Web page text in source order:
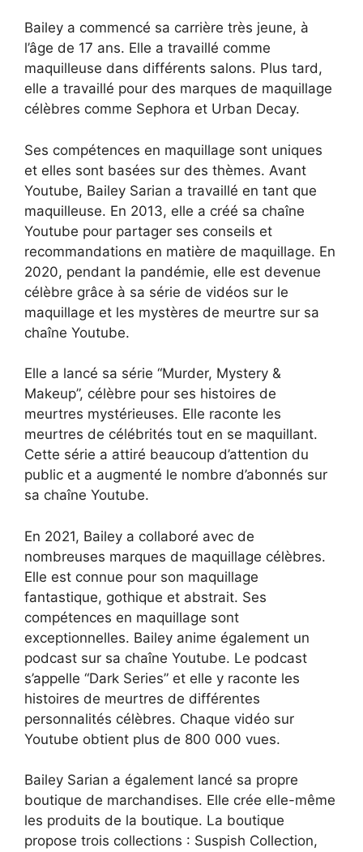
Bailey a commencé sa carrière très jeune, à
l’âge de 17 ans. Elle a travaillé comme
maquilleuse dans différents salons. Plus tard,
elle a travaillé pour des marques de maquillage
célèbres comme Sephora et Urban Decay.
Ses compétences en maquillage sont uniques
et elles sont basées sur des thèmes. Avant
Youtube, Bailey Sarian a travaillé en tant que
maquilleuse. En 2013, elle a créé sa chaîne
Youtube pour partager ses conseils et
recommandations en matière de maquillage. En
2020, pendant la pandémie, elle est devenue
célèbre grâce à sa série de vidéos sur le
maquillage et les mystères de meurtre sur sa
chaîne Youtube.
Elle a lancé sa série “Murder, Mystery &
Makeup”, célèbre pour ses histoires de
meurtres mystérieuses. Elle raconte les
meurtres de célébrités tout en se maquillant.
Cette série a attiré beaucoup d’attention du
public et a augmenté le nombre d’abonnés sur
sa chaîne Youtube.
En 2021, Bailey a collaboré avec de
nombreuses marques de maquillage célèbres.
Elle est connue pour son maquillage
fantastique, gothique et abstrait. Ses
compétences en maquillage sont
exceptionnelles. Bailey anime également un
podcast sur sa chaîne Youtube. Le podcast
s’appelle “Dark Series” et elle y raconte les
histoires de meurtres de différentes
personnalités célèbres. Chaque vidéo sur
Youtube obtient plus de 800 000 vues.
Bailey Sarian a également lancé sa propre
boutique de marchandises. Elle crée elle-même
les produits de la boutique. La boutique
propose trois collections : Suspish Collection,